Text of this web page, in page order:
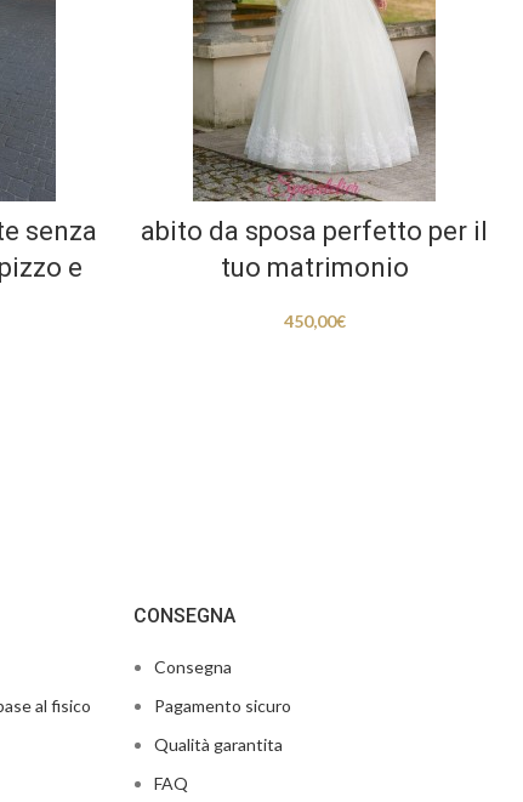
senza
e
abito da sposa perfetto per il
tuo matrimonio
450,00€
al fisico
CONSEGNA
Consegna
Pagamento sicuro
Qualità garantita
FAQ